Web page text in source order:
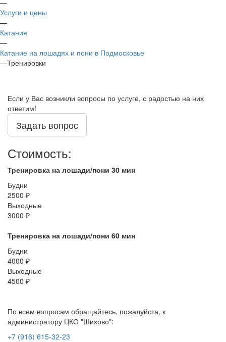
Услуги и цены
—
Катания
—
Катание на лошадях и пони в Подмосковье
—Тренировки
Если у Вас возникли вопросы по услуге, с радостью на них
ответим!
Задать вопрос
Стоимость:
Тренировка на лошади/пони 30 мин
Будни
2500 ₽
Выходные
3000 ₽
Тренировка на лошади/пони 60 мин
Будни
4000 ₽
Выходные
4500 ₽
По всем вопросам обращайтесь, пожалуйста, к
администратору ЦКО "Шихово":
+7 (916) 615-32-23